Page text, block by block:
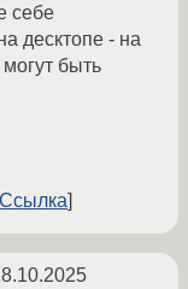
себе
десктопе - на
быть
Ссылка